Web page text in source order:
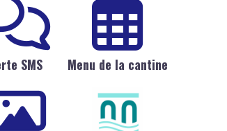
SMS Menu de la cantine